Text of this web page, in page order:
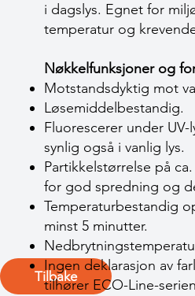
Tilbake
i dagslys. Egnet for
temperatur og
Nøkkelfunksjoner og
Motstandsdyktig mot
Løsemiddelbestandig.
Fluorescerer under UV-
synlig også i vanlig lys.
Partikkelstørrelse på
for god spredning og
Temperaturbestandig
minst 5 minutter.
Ingen deklarasjon av
tilhører ECO-Line-